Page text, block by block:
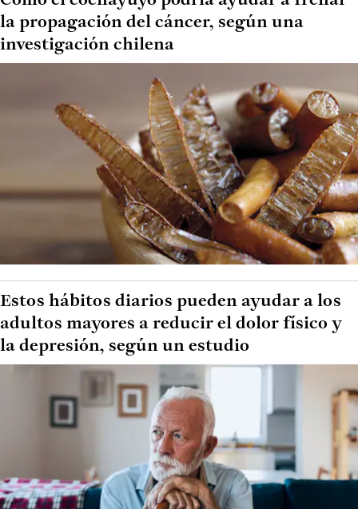
la propagación del cáncer, según una
investigación chilena
Estos hábitos diarios pueden ayudar a los
adultos mayores a reducir el dolor físico y
la depresión, según un estudio